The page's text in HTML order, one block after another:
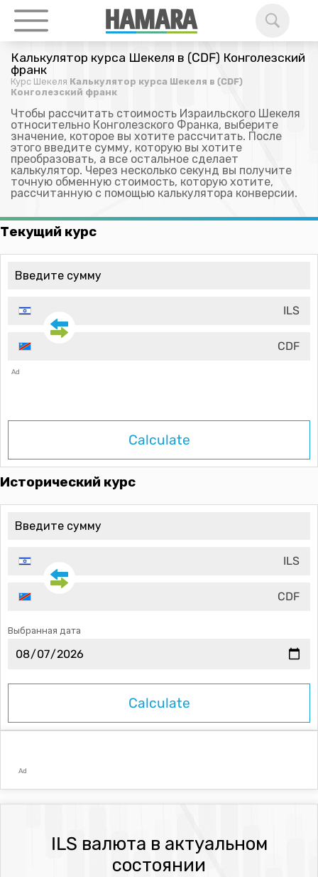
Калькулятор курса Шекеля в (CDF) Конголезский
франк
Курс Шекеля Калькулятор курса Шекеля в (CDF)
Конголезский франк
Чтобы рассчитать стоимость Израильского Шекеля
относительно Конголезского Франка, выберите
значение, которое вы хотите рассчитать. После
этого введите сумму, которую вы хотите
преобразовать, а все остальное сделает
калькулятор. Через несколько секунд вы получите
точную обменную стоимость, которую хотите,
рассчитанную с помощью калькулятора конверсии.
Текущий курс
ILS
CDF
Ad
Calculate
Исторический курс
ILS
CDF
Выбранная дата
Ad
ILS валюта в актуальном
состоянии